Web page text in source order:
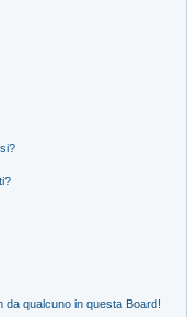
da qualcuno in questa Board!